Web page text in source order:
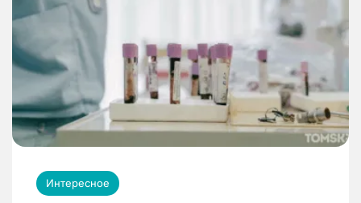
Интересное